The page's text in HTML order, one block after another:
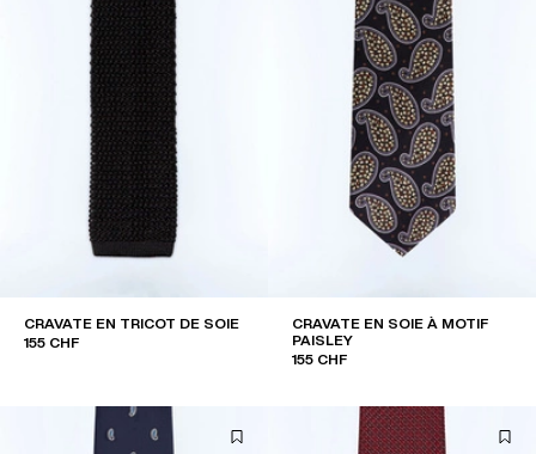
CRAVATE EN TRICOT DE SOIE
155 CHF
CRAVATE EN SOIE À MOTIF
PAISLEY
155 CHF